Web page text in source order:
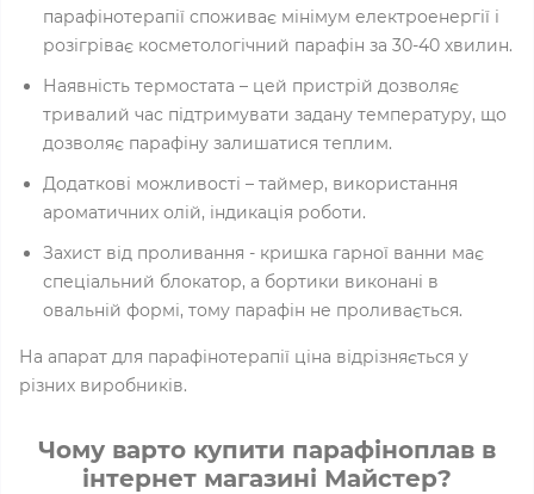
парафінотерапії споживає мінімум електроенергії і
розігріває косметологічний парафін за 30-40 хвилин.
Наявність термостата – цей пристрій дозволяє
тривалий час підтримувати задану температуру, що
дозволяє парафіну залишатися теплим.
Додаткові можливості – таймер, використання
ароматичних олій, індикація роботи.
Захист від проливання - кришка гарної ванни має
спеціальний блокатор, а бортики виконані в
овальній формі, тому парафін не проливається.
На апарат для парафінотерапії ціна відрізняється у
різних виробників.
Чому варто купити парафіноплав в
інтернет магазині Майстер?